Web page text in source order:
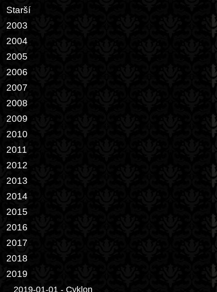
Starší
2003
2004
2005
2006
2007
2008
2009
2010
2011
2012
2013
2014
2015
2016
2017
2018
2019
2019-01-01 - Cyklon